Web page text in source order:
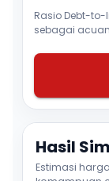
Rasio Debt-to-
sebagai
Hasil
Estimasi